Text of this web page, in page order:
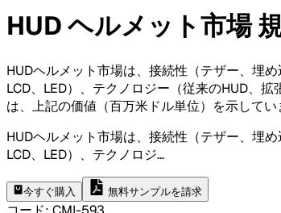
HUD ヘルメット市場
HUDヘルメット市場は、接続性（テザー、埋
LCD、LED）、テクノロジー（従来のHUD、
は、上記の価値（百万米ドル単位）を示してい
HUDヘルメット市場は、接続性（テザー、埋
LCD、LED）、テクノロジ...
今すぐ購入 無料サンプルを請求